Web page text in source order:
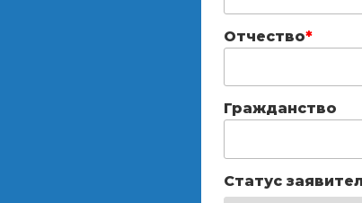
Отчество*
Гражданство
Статус